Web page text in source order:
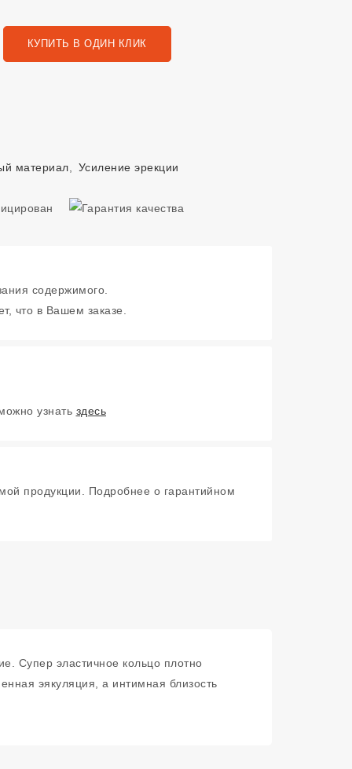
КУПИТЬ В ОДИН КЛИК
материал Усиление эрекции
содержимого.
что в Вашем заказе.
узнать здесь
продукции. Подробнее о гарантийном
Супер эластичное кольцо плотно
эякуляция, а интимная близость